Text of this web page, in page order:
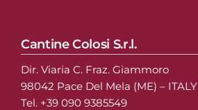
Cantine Colosi S.r.l.
Dir. Viaria C. Fraz. Giammoro
98042 Pace Del Mela (ME) – ITALY
Tel. +39 090 9385549